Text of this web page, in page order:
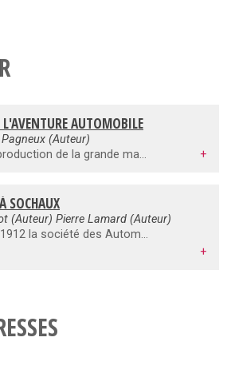
L'AVENTURE AUTOMOBILE
(Auteur)
Présentation de la production de la grande marque franc-comtoise, telle est l'ambition de cet ouvrage encyclopédique qui analyse, année après année, de 1889 à 2016, tous les modèles et versions d'automobiles et d'utilitaires construits par Peugeot. Dès 1889, Armand Peugeot se lance dans la construction automobile, ouvrant la voie à l'Aventure Peugeot, utilisant successivement la vapeur, puis l'essence, produisant automobiles, camions et utilitaires qui lui apporteront, dès 1902, succès et renom. Nouveautés techniques, innovations, résultats sportifs et toutes les péripéties de la firme de Montbéliard sont analysés et illustrés au moyen de documents inédits, de tableaux techniques. Ouvrage de référence indispensable à l'identification d'un modèle, il apporte un regard nouveau sur l'histoire de l'automobile. Dominique Pagneux : Historien de la marque, collabore régulièrement aux magazines spécialisés. Grand dénicheur d'archives inédites, il a déjà signé plusieurs livres consacrés aux voitures françaises de série aux éditions E-T-A-I.
+
SOCHAUX
(Auteur) Pierre Lamard (Auteur)
Lorsqu'en 1912 la société des Automobiles et des Cycles Peugeot quitte les rives du Doubs pour s'installer dans une plaine humide entre Sochaux et Montbéliard, qui aurait pu imaginer que l'un des plus puissants sites industriels d'Europe est en train de naître ? Sur ce site, qui accueillera jusqu'à 40000 personnes au cours des années 1970, et qui s'étendra jusqu'à 265 hectares, va se dérouler une des plus importantes sagas de l'histoire de la construction automobile française. Et pourtant, l'histoire de ce lieu de mémoire et de modernité bientôt centenaire n'a jamais été écrite ! Ce livre vient heureusement réparer un déni et rappeler que l'avenir ne s'écrit pas dans l'oubli du passé. Le patrimoine est à l'histoire ce que le développement durable est à la nature. C'est une force. C'est une image. C'est une identité. Le phénomène industriel en général, et automobile en particulier, a façonné notre environnement, notre imaginaire, notre vie matérielle. Il a mobilisé une véritable armée de travailleurs qui ont fait ce que Peugeot a pu être. Il a imprimé sa marque dans l'espace urbain. Il a inventé une culture : l'exception sochalienne. À l'origine immédiate de ce livre, il y a la découverte d'un fonds photographique de centaines de milliers de clichés que la Direction de Peugeot-Sochaux a bien voulu ouvrir, L fonds richement complété par les trésors du Centre de documentation du musée de I 'Aventure Peugeot, les archives du Comité d'établissement et des collections privées de syndicats ou d'individus curieux de cette histoire. Ces clichés, inédits pour la plupart, sont comme le témoins discrets mais irremplaçables de cette histoire fabuleuse qu'il s'agit de faire revivre jusqu'à aujourd'hui.
+